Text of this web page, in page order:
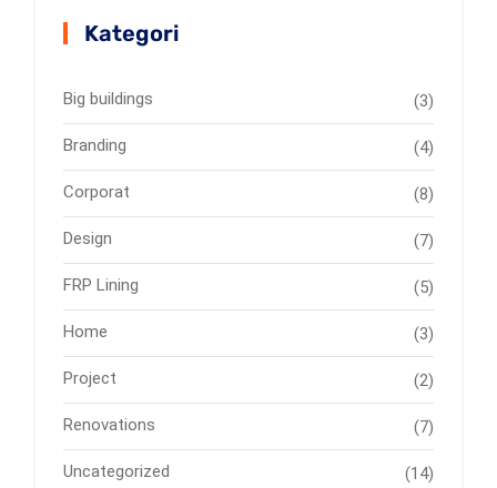
Kategori
Big buildings (3)
Branding (4)
Corporat (8)
Design (7)
FRP Lining (5)
Home (3)
Project (2)
Renovations (7)
Uncategorized (14)